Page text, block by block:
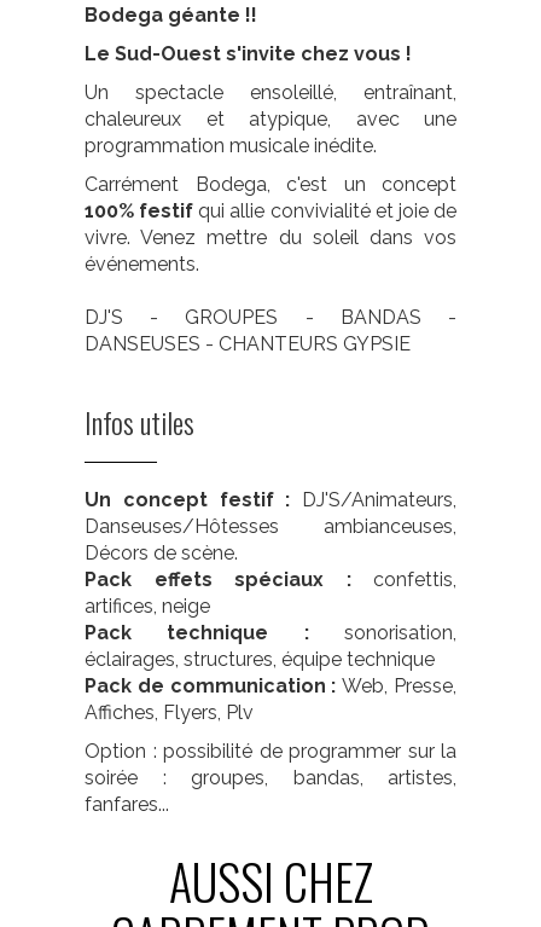
Bodega géante !!
Le Sud-Ouest s'invite chez vous !
Un spectacle ensoleillé, entraînant,
chaleureux et atypique, avec une
programmation musicale inédite.
Carrément Bodega, c'est un concept
100% festif qui allie convivialité et joie de
vivre. Venez mettre du soleil dans vos
événements.
DJ'S - GROUPES - BANDAS -
DANSEUSES - CHANTEURS GYPSIE
Infos utiles
Un concept festif : DJ'S/Animateurs,
Danseuses/Hôtesses ambianceuses,
Décors de scène.
Pack effets spéciaux :
confettis,
artifices, neige
Pack technique :
sonorisation,
éclairages, structures, équipe technique
Pack de communication : Web, Presse,
Affiches, Flyers, Plv
Option : possibilité de programmer sur la
soirée : groupes, bandas, artistes,
fanfares...
AUSSI CHEZ